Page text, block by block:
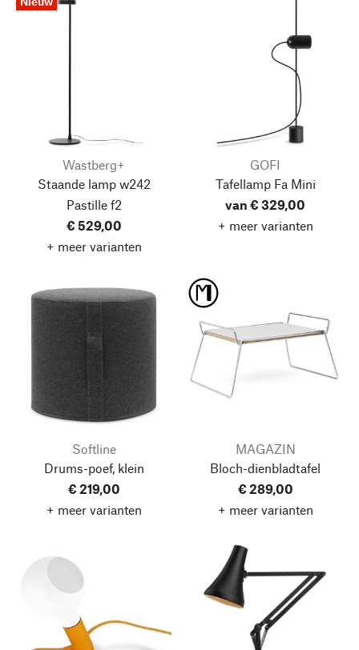
Wastberg+
Staande lamp w242
Pastille f2
€ 529,00
+ meer varianten
GOFI
Tafellamp Fa Mini
van € 329,00
+ meer varianten
Softline
Drums-poef, klein
€ 219,00
+ meer varianten
MAGAZIN
Bloch-dienbladtafel
€ 289,00
+ meer varianten